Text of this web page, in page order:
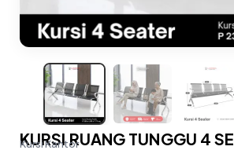
KURSI RUANG TUNGGU 4
Kursi Kantor